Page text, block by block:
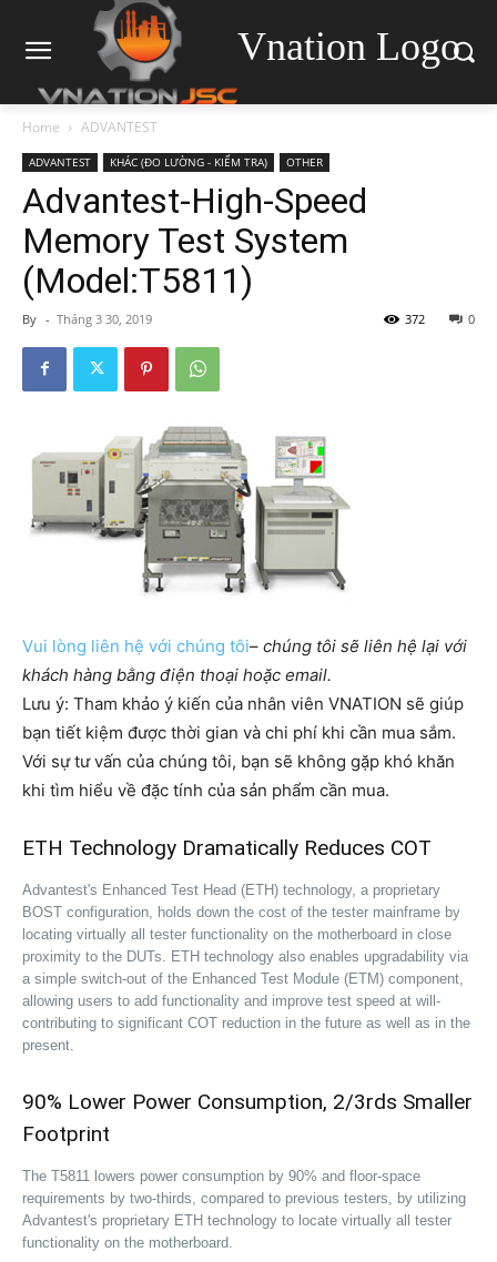
Vnation Logo
Home ADVANTEST
ADVANTEST KHÁC (ĐO LƯỜNG - KIỂM TRA) OTHER
Advantest-High-Speed
Memory Test System
(Model:T5811)
By - Tháng 3 30, 2019 0
372
Vui lòng liên hệ với chúng tôi– chúng tôi sẽ liên hệ lại với
khách hàng bằng điện thoại hoặc email.
Lưu ý: Tham khảo ý kiến của nhân viên VNATION sẽ giúp
bạn tiết kiệm được thời gian và chi phí khi cần mua sắm. ​​
Với sự tư vấn của chúng tôi, bạn sẽ không gặp khó khăn
khi tìm hiểu về đặc tính của sản phẩm cần mua.
ETH Technology Dramatically Reduces COT
Advantest's Enhanced Test Head (ETH) technology, a proprietary
BOST configuration, holds down the cost of the tester mainframe by
locating virtually all tester functionality on the motherboard in close
proximity to the DUTs. ETH technology also enables upgradability via
a simple switch-out of the Enhanced Test Module (ETM) component,
allowing users to add functionality and improve test speed at will-
contributing to significant COT reduction in the future as well as in the
present.
90% Lower Power Consumption, 2/3rds Smaller
Footprint
The T5811 lowers power consumption by 90% and floor-space
requirements by two-thirds, compared to previous testers, by utilizing
Advantest's proprietary ETH technology to locate virtually all tester
functionality on the motherboard.